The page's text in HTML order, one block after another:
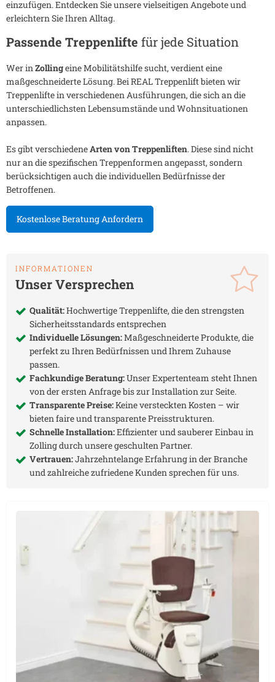
einzufügen. Entdecken Sie unsere vielseitigen Angebote und
erleichtern Sie Ihren Alltag.
Passende Treppenlifte für jede Situation
Wer inZollingeine Mobilitätshilfe sucht, verdient eine
maßgeschneiderte Lösung. Bei REAL Treppenlift bieten wir
Treppenlifte in verschiedenen Ausführungen, die sich an die
unterschiedlichsten Lebensumstände und Wohnsituationen
anpassen.
Es gibt verschiedeneArten von Treppenliften. Diese sind nicht
nur an die spezifischen Treppenformen angepasst, sondern
berücksichtigen auch die individuellen Bedürfnisse der
Betroffenen.
Kostenlose Beratung Anfordern
INFORMATIONEN
Unser Versprechen
Qualität:Hochwertige Treppenlifte, die den strengsten
Sicherheitsstandards entsprechen
Individuelle Lösungen:Maßgeschneiderte Produkte, die
perfekt zu Ihren Bedürfnissen und Ihrem Zuhause
passen.
Fachkundige Beratung:Unser Expertenteam steht Ihnen
von der ersten Anfrage bis zur Installation zur Seite.
Transparente Preise:Keine versteckten Kosten – wir
bieten faire und transparente Preisstrukturen.
Schnelle Installation:Effizienter und sauberer Einbau in
Zollingdurch unsere geschulten Partner.
Vertrauen:Jahrzehntelange Erfahrung in der Branche
und zahlreiche zufriedene Kunden sprechen für uns.